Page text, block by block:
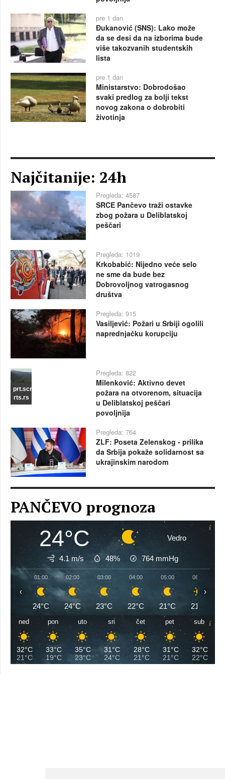
pre 1 dan
Đukanović (SNS): Lako može
da se desi da na izborima bude
više takozvanih studentskih
lista
pre 1 dan
Ministarstvo: Dobrodošao
svaki predlog za bolji tekst
novog zakona o dobrobiti
životinja
Najčitanije: 24h
Pregleda: 4587
SRCE Pančevo traži ostavke
zbog požara u Deliblatskoj
peščari
Pregleda: 1019
Krkobabić: Nijedno veće selo
ne sme da bude bez
Dobrovoljnog vatrogasnog
društva
Pregleda: 915
Vasiljević: Požari u Srbiji ogolili
naprednjačku korupciju
prt.scr
rts.rs
Pregleda: 822
Milenković: Aktivno devet
požara na otvorenom, situacija
u Deliblatskoj peščari
povoljnija
Pregleda: 764
ZLF: Poseta Zelenskog - prilika
da Srbija pokaže solidarnost sa
ukrajinskim narodom
PANČEVO prognoza
24°C Vedro
4.1 m/s 48% 764 mmHg
01:00
24°C
02:00
24°C
03:00
23°C
04:00
22°C
05:00
21°C
06:00
21°C
‹ ›
ned
32°C
21°C
pon
33°C
19°C
uto
35°C
23°C
sri
31°C
24°C
čet
28°C
21°C
pet
31°C
21°C
sub
32°C
22°C